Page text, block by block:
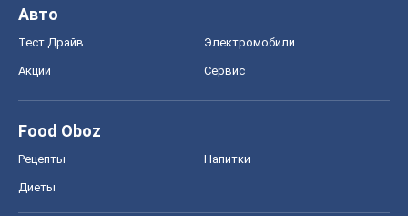
Авто
Тест Драйв Электромобили
Акции Сервис
Food Oboz
Рецепты Напитки
Диеты